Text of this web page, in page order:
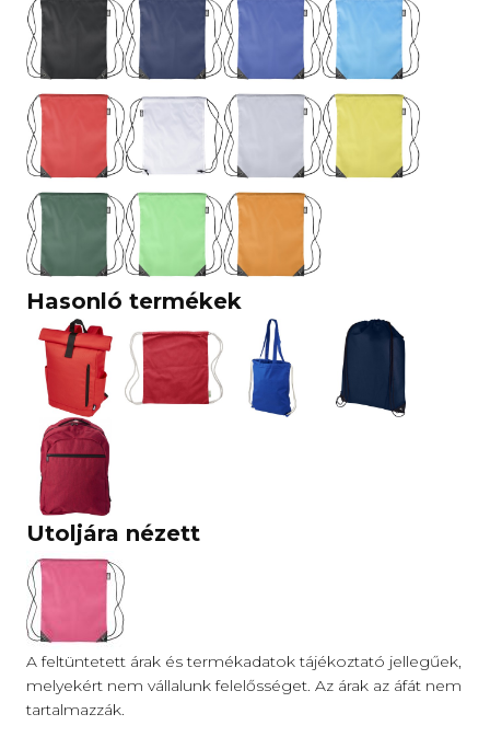
Hasonló termékek
Utoljára nézett
A feltüntetett árak és termékadatok tájékoztató jellegűek,
melyekért nem vállalunk felelősséget. Az árak az áfát nem
tartalmazzák.